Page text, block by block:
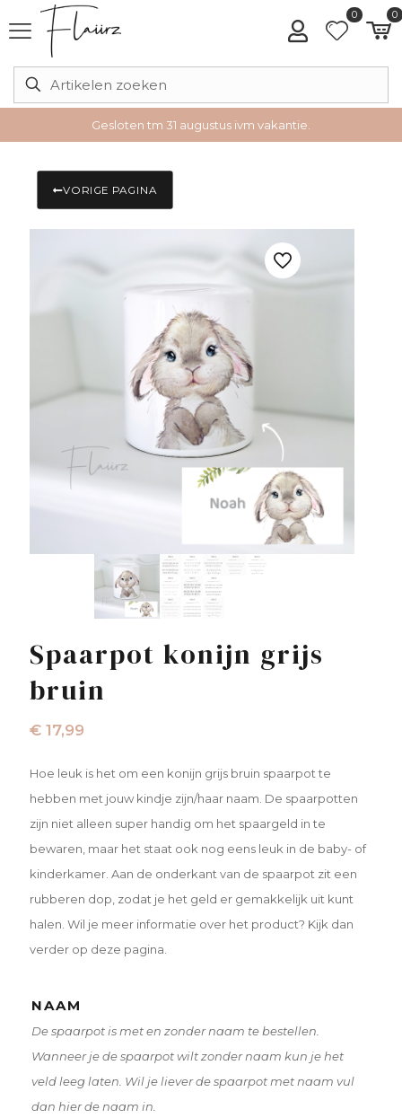
0 0
Gesloten tm 31 augustus ivm vakantie.
VORIGE PAGINA
Spaarpot konijn grijs
bruin
€ 17,99
Hoe leuk is het om een konijn grijs bruin spaarpot te
hebben met jouw kindje zijn/haar naam. De spaarpotten
zijn niet alleen super handig om het spaargeld in te
bewaren, maar het staat ook nog eens leuk in de baby- of
kinderkamer. Aan de onderkant van de spaarpot zit een
rubberen dop, zodat je het geld er gemakkelijk uit kunt
halen. Wil je meer informatie over het product? Kijk dan
verder op deze pagina.
NAAM
De spaarpot is met en zonder naam te bestellen.
Wanneer je de spaarpot wilt zonder naam kun je het
veld leeg laten. Wil je liever de spaarpot met naam vul
dan hier de naam in.